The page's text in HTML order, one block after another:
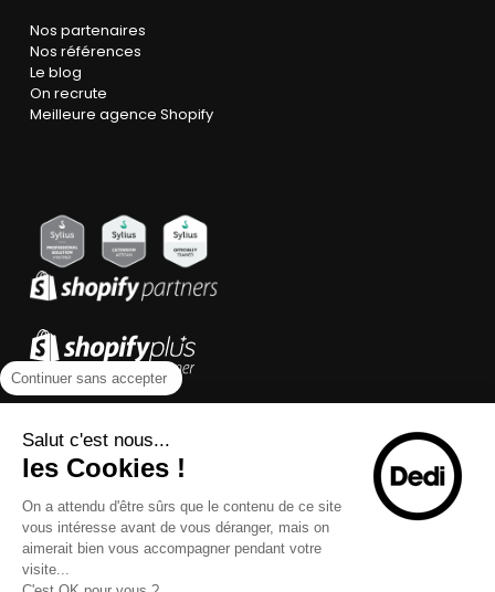
Nos partenaires
Nos références
Le blog
On recrute
Meilleure agence Shopify
Continuer sans accepter
Salut c'est nous...
les Cookies !
On a attendu d'être sûrs que le contenu de ce site
vous intéresse avant de vous déranger, mais on
aimerait bien vous accompagner pendant votre
visite...